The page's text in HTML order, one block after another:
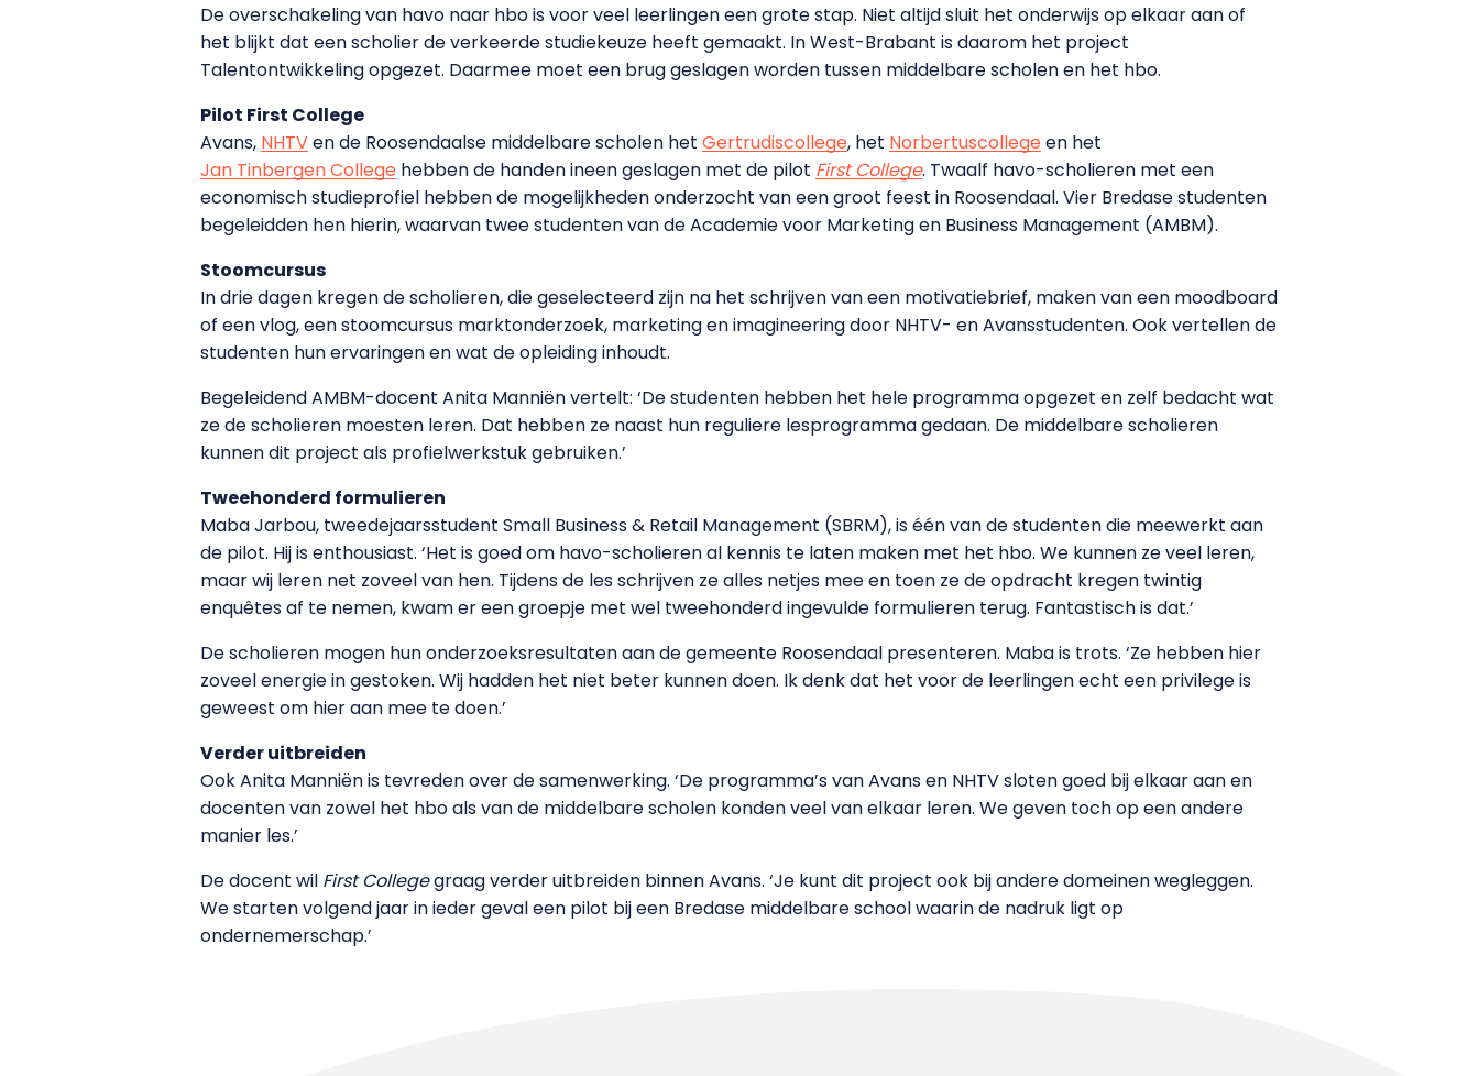
De overschakeling van havo naar hbo is voor veel leerlingen een grote stap. Niet altijd sluit het onderwijs op elkaar aan of
het blijkt dat een scholier de verkeerde studiekeuze heeft gemaakt. In West-Brabant is daarom het project
Talentontwikkeling opgezet. Daarmee moet een brug geslagen worden tussen middelbare scholen en het hbo.
Pilot First College
Avans, NHTVen de Roosendaalse middelbare scholen het Gertrudiscollege, het Norbertuscollegeen het
Jan Tinbergen College hebben de handen ineen geslagen met de pilot First College. Twaalf havo-scholieren met een
economisch studieprofiel hebben de mogelijkheden onderzocht van een groot feest in Roosendaal. Vier Bredase studenten
begeleidden hen hierin, waarvan twee studenten van de Academie voor Marketing en Business Management (AMBM).
Stoomcursus
In drie dagen kregen de scholieren, die geselecteerd zijn na het schrijven van een motivatiebrief, maken van een moodboard
of een vlog, een stoomcursus marktonderzoek, marketing en imagineering door NHTV- en Avansstudenten. Ook vertellen de
studenten hun ervaringen en wat de opleiding inhoudt.
Begeleidend AMBM-docent Anita Manniën vertelt: ‘De studenten hebben het hele programma opgezet en zelf bedacht wat
ze de scholieren moesten leren. Dat hebben ze naast hun reguliere lesprogramma gedaan. De middelbare scholieren
kunnen dit project als profielwerkstuk gebruiken.’
Tweehonderd formulieren
Maba Jarbou, tweedejaarsstudent Small Business & Retail Management (SBRM), is één van de studenten die meewerkt aan
de pilot. Hij is enthousiast. ‘Het is goed om havo-scholieren al kennis te laten maken met het hbo. We kunnen ze veel leren,
maar wij leren net zoveel van hen. Tijdens de les schrijven ze alles netjes mee en toen ze de opdracht kregen twintig
enquêtes af te nemen, kwam er een groepje met wel tweehonderd ingevulde formulieren terug. Fantastisch is dat.’
De scholieren mogen hun onderzoeksresultaten aan de gemeente Roosendaal presenteren. Maba is trots. ‘Ze hebben hier
zoveel energie in gestoken. Wij hadden het niet beter kunnen doen. Ik denk dat het voor de leerlingen echt een privilege is
geweest om hier aan mee te doen.’
Verder uitbreiden
Ook Anita Manniën is tevreden over de samenwerking. ‘De programma’s van Avans en NHTV sloten goed bij elkaar aan en
docenten van zowel het hbo als van de middelbare scholen konden veel van elkaar leren. We geven toch op een andere
manier les.’
De docent wil First Collegegraag verder uitbreiden binnen Avans. ‘Je kunt dit project ook bij andere domeinen wegleggen.
We starten volgend jaar in ieder geval een pilot bij een Bredase middelbare school waarin de nadruk ligt op
ondernemerschap.’